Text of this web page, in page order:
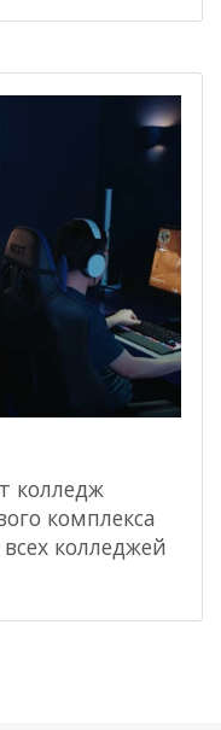
колледж
комплекса
колледжей